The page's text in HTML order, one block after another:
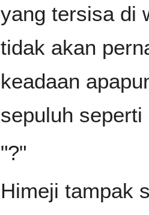
yang tersisa di
tidak akan
keadaan
sepuluh
"?"
Himeji tampak